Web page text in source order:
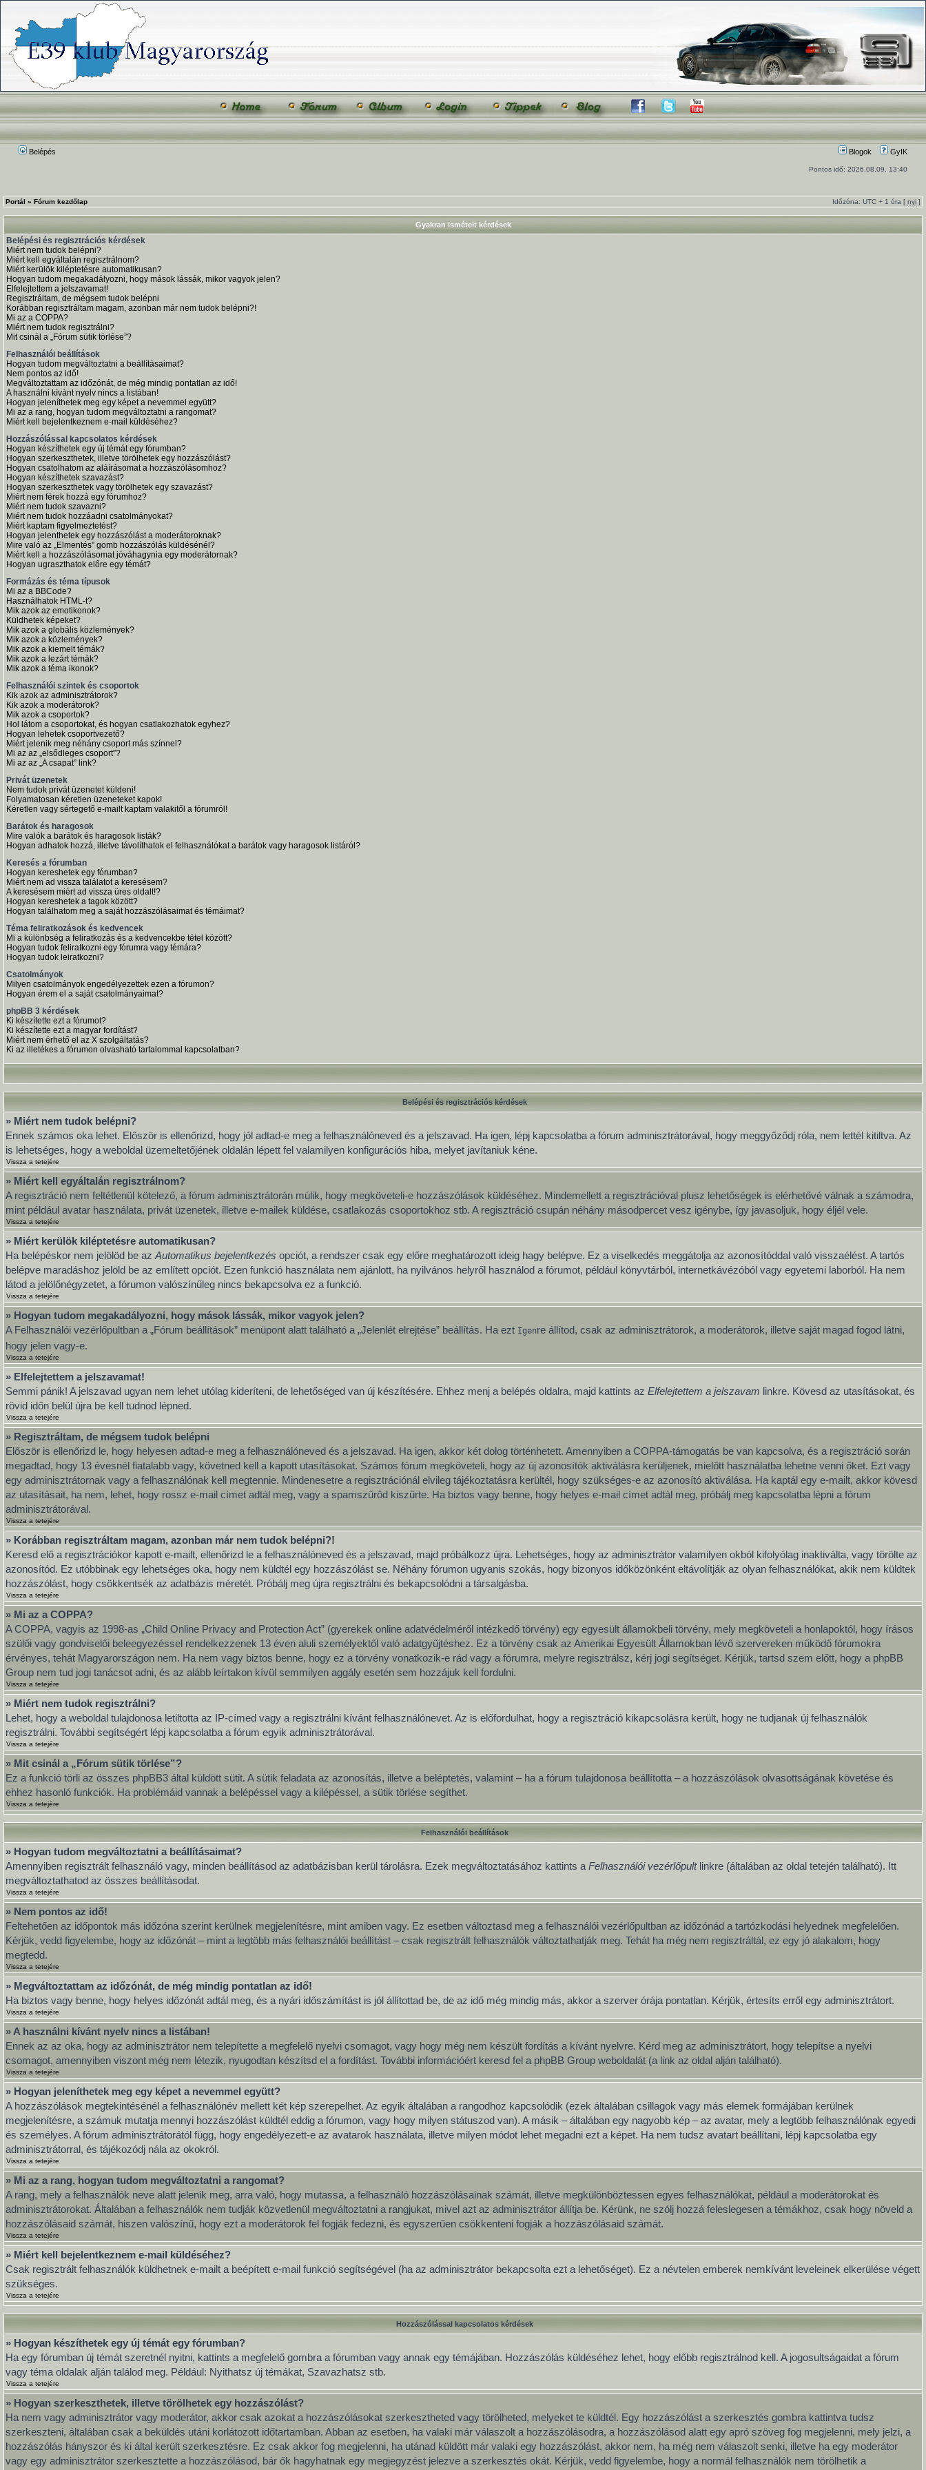
Belépés Blogok GyIK
Pontos idő: 2026.08.09. 13:40
Portál » Fórum kezdőlap Időzóna: UTC + 1 óra [ nyi ]
Gyakran ismételt kérdések
Belépési és regisztrációs kérdések
Miért nem tudok belépni?
Miért kell egyáltalán regisztrálnom?
Miért kerülök kiléptetésre automatikusan?
Hogyan tudom megakadályozni, hogy mások lássák, mikor vagyok jelen?
Elfelejtettem a jelszavamat!
Regisztráltam, de mégsem tudok belépni
Korábban regisztráltam magam, azonban már nem tudok belépni?!
Mi az a COPPA?
Miért nem tudok regisztrálni?
Mit csinál a „Fórum sütik törlése”?
Felhasználói beállítások
Hogyan tudom megváltoztatni a beállításaimat?
Nem pontos az idő!
Megváltoztattam az időzónát, de még mindig pontatlan az idő!
A használni kívánt nyelv nincs a listában!
Hogyan jeleníthetek meg egy képet a nevemmel együtt?
Mi az a rang, hogyan tudom megváltoztatni a rangomat?
Miért kell bejelentkeznem e-mail küldéséhez?
Hozzászólással kapcsolatos kérdések
Hogyan készíthetek egy új témát egy fórumban?
Hogyan szerkeszthetek, illetve törölhetek egy hozzászólást?
Hogyan csatolhatom az aláírásomat a hozzászólásomhoz?
Hogyan készíthetek szavazást?
Hogyan szerkeszthetek vagy törölhetek egy szavazást?
Miért nem férek hozzá egy fórumhoz?
Miért nem tudok szavazni?
Miért nem tudok hozzáadni csatolmányokat?
Miért kaptam figyelmeztetést?
Hogyan jelenthetek egy hozzászólást a moderátoroknak?
Mire való az „Elmentés” gomb hozzászólás küldésénél?
Miért kell a hozzászólásomat jóváhagynia egy moderátornak?
Hogyan ugraszthatok előre egy témát?
Formázás és téma típusok
Mi az a BBCode?
Használhatok HTML-t?
Mik azok az emotikonok?
Küldhetek képeket?
Mik azok a globális közlemények?
Mik azok a közlemények?
Mik azok a kiemelt témák?
Mik azok a lezárt témák?
Mik azok a téma ikonok?
Felhasználói szintek és csoportok
Kik azok az adminisztrátorok?
Kik azok a moderátorok?
Mik azok a csoportok?
Hol látom a csoportokat, és hogyan csatlakozhatok egyhez?
Hogyan lehetek csoportvezető?
Miért jelenik meg néhány csoport más színnel?
Mi az az „elsődleges csoport”?
Mi az az „A csapat” link?
Privát üzenetek
Nem tudok privát üzenetet küldeni!
Folyamatosan kéretlen üzeneteket kapok!
Kéretlen vagy sértegető e-mailt kaptam valakitől a fórumról!
Barátok és haragosok
Mire valók a barátok és haragosok listák?
Hogyan adhatok hozzá, illetve távolíthatok el felhasználókat a barátok vagy haragosok listáról?
Keresés a fórumban
Hogyan kereshetek egy fórumban?
Miért nem ad vissza találatot a keresésem?
A keresésem miért ad vissza üres oldalt!?
Hogyan kereshetek a tagok között?
Hogyan találhatom meg a saját hozzászólásaimat és témáimat?
Téma feliratkozások és kedvencek
Mi a különbség a feliratkozás és a kedvencekbe tétel között?
Hogyan tudok feliratkozni egy fórumra vagy témára?
Hogyan tudok leiratkozni?
Csatolmányok
Milyen csatolmányok engedélyezettek ezen a fórumon?
Hogyan érem el a saját csatolmányaimat?
phpBB 3 kérdések
Ki készítette ezt a fórumot?
Ki készítette ezt a magyar fordítást?
Miért nem érhető el az X szolgáltatás?
Ki az illetékes a fórumon olvasható tartalommal kapcsolatban?
Belépési és regisztrációs kérdések
» Miért nem tudok belépni?
Ennek számos oka lehet. Először is ellenőrizd, hogy jól adtad-e meg a felhasználóneved és a jelszavad. Ha igen, lépj kapcsolatba a fórum adminisztrátorával, hogy meggyőződj róla, nem lettél kitiltva. Az
is lehetséges, hogy a weboldal üzemeltetőjének oldalán lépett fel valamilyen konfigurációs hiba, melyet javítaniuk kéne.
Vissza a tetejére
» Miért kell egyáltalán regisztrálnom?
A regisztráció nem feltétlenül kötelező, a fórum adminisztrátorán múlik, hogy megköveteli-e hozzászólások küldéséhez. Mindemellett a regisztrációval plusz lehetőségek is elérhetővé válnak a számodra,
mint például avatar használata, privát üzenetek, illetve e-mailek küldése, csatlakozás csoportokhoz stb. A regisztráció csupán néhány másodpercet vesz igénybe, így javasoljuk, hogy éljél vele.
Vissza a tetejére
» Miért kerülök kiléptetésre automatikusan?
Ha belépéskor nem jelölöd be az Automatikus bejelentkezés opciót, a rendszer csak egy előre meghatározott ideig hagy belépve. Ez a viselkedés meggátolja az azonosítóddal való visszaélést. A tartós
belépve maradáshoz jelöld be az említett opciót. Ezen funkció használata nem ajánlott, ha nyilvános helyről használod a fórumot, például könyvtárból, internetkávézóból vagy egyetemi laborból. Ha nem
látod a jelölőnégyzetet, a fórumon valószínűleg nincs bekapcsolva ez a funkció.
Vissza a tetejére
» Hogyan tudom megakadályozni, hogy mások lássák, mikor vagyok jelen?
A Felhasználói vezérlőpultban a „Fórum beállítások” menüpont alatt található a „Jelenlét elrejtése” beállítás. Ha ezt Igenre állítod, csak az adminisztrátorok, a moderátorok, illetve saját magad fogod látni,
hogy jelen vagy-e.
Vissza a tetejére
» Elfelejtettem a jelszavamat!
Semmi pánik! A jelszavad ugyan nem lehet utólag kideríteni, de lehetőséged van új készítésére. Ehhez menj a belépés oldalra, majd kattints az Elfelejtettem a jelszavam linkre. Kövesd az utasításokat, és
rövid időn belül újra be kell tudnod lépned.
Vissza a tetejére
» Regisztráltam, de mégsem tudok belépni
Először is ellenőrizd le, hogy helyesen adtad-e meg a felhasználóneved és a jelszavad. Ha igen, akkor két dolog történhetett. Amennyiben a COPPA-támogatás be van kapcsolva, és a regisztráció során
megadtad, hogy 13 évesnél fiatalabb vagy, követned kell a kapott utasításokat. Számos fórum megköveteli, hogy az új azonosítók aktiválásra kerüljenek, mielőtt használatba lehetne venni őket. Ezt vagy
egy adminisztrátornak vagy a felhasználónak kell megtennie. Mindenesetre a regisztrációnál elvileg tájékoztatásra kerültél, hogy szükséges-e az azonosító aktiválása. Ha kaptál egy e-mailt, akkor kövesd
az utasításait, ha nem, lehet, hogy rossz e-mail címet adtál meg, vagy a spamszűrőd kiszűrte. Ha biztos vagy benne, hogy helyes e-mail címet adtál meg, próbálj meg kapcsolatba lépni a fórum
adminisztrátorával.
Vissza a tetejére
» Korábban regisztráltam magam, azonban már nem tudok belépni?!
Keresd elő a regisztrációkor kapott e-mailt, ellenőrizd le a felhasználóneved és a jelszavad, majd próbálkozz újra. Lehetséges, hogy az adminisztrátor valamilyen okból kifolyólag inaktiválta, vagy törölte az
azonosítód. Ez utóbbinak egy lehetséges oka, hogy nem küldtél egy hozzászólást se. Néhány fórumon ugyanis szokás, hogy bizonyos időközönként eltávolítják az olyan felhasználókat, akik nem küldtek
hozzászólást, hogy csökkentsék az adatbázis méretét. Próbálj meg újra regisztrálni és bekapcsolódni a társalgásba.
Vissza a tetejére
» Mi az a COPPA?
A COPPA, vagyis az 1998-as „Child Online Privacy and Protection Act” (gyerekek online adatvédelméről intézkedő törvény) egy egyesült államokbeli törvény, mely megköveteli a honlapoktól, hogy írásos
szülői vagy gondviselői beleegyezéssel rendelkezzenek 13 éven aluli személyektől való adatgyűjtéshez. Ez a törvény csak az Amerikai Egyesült Államokban lévő szervereken működő fórumokra
érvényes, tehát Magyarországon nem. Ha nem vagy biztos benne, hogy ez a törvény vonatkozik-e rád vagy a fórumra, melyre regisztrálsz, kérj jogi segítséget. Kérjük, tartsd szem előtt, hogy a phpBB
Group nem tud jogi tanácsot adni, és az alább leírtakon kívül semmilyen aggály esetén sem hozzájuk kell fordulni.
Vissza a tetejére
» Miért nem tudok regisztrálni?
Lehet, hogy a weboldal tulajdonosa letiltotta az IP-címed vagy a regisztrálni kívánt felhasználónevet. Az is előfordulhat, hogy a regisztráció kikapcsolásra került, hogy ne tudjanak új felhasználók
regisztrálni. További segítségért lépj kapcsolatba a fórum egyik adminisztrátorával.
Vissza a tetejére
» Mit csinál a „Fórum sütik törlése”?
Ez a funkció törli az összes phpBB3 által küldött sütit. A sütik feladata az azonosítás, illetve a beléptetés, valamint – ha a fórum tulajdonosa beállította – a hozzászólások olvasottságának követése és
ehhez hasonló funkciók. Ha problémáid vannak a belépéssel vagy a kilépéssel, a sütik törlése segíthet.
Vissza a tetejére
Felhasználói beállítások
» Hogyan tudom megváltoztatni a beállításaimat?
Amennyiben regisztrált felhasználó vagy, minden beállításod az adatbázisban kerül tárolásra. Ezek megváltoztatásához kattints a Felhasználói vezérlőpultlinkre (általában az oldal tetején található). Itt
megváltoztathatod az összes beállításodat.
Vissza a tetejére
» Nem pontos az idő!
Feltehetően az időpontok más időzóna szerint kerülnek megjelenítésre, mint amiben vagy. Ez esetben változtasd meg a felhasználói vezérlőpultban az időzónád a tartózkodási helyednek megfelelően.
Kérjük, vedd figyelembe, hogy az időzónát – mint a legtöbb más felhasználói beállítást – csak regisztrált felhasználók változtathatják meg. Tehát ha még nem regisztráltál, ez egy jó alakalom, hogy
megtedd.
Vissza a tetejére
» Megváltoztattam az időzónát, de még mindig pontatlan az idő!
Ha biztos vagy benne, hogy helyes időzónát adtál meg, és a nyári időszámítást is jól állítottad be, de az idő még mindig más, akkor a szerver órája pontatlan. Kérjük, értesíts erről egy adminisztrátort.
Vissza a tetejére
» A használni kívánt nyelv nincs a listában!
Ennek az az oka, hogy az adminisztrátor nem telepítette a megfelelő nyelvi csomagot, vagy hogy még nem készült fordítás a kívánt nyelvre. Kérd meg az adminisztrátort, hogy telepítse a nyelvi
csomagot, amennyiben viszont még nem létezik, nyugodtan készítsd el a fordítást. További információért keresd fel a phpBB Group weboldalát (a link az oldal alján található).
Vissza a tetejére
» Hogyan jeleníthetek meg egy képet a nevemmel együtt?
A hozzászólások megtekintésénél a felhasználónév mellett két kép szerepelhet. Az egyik általában a rangodhoz kapcsolódik (ezek általában csillagok vagy más elemek formájában kerülnek
megjelenítésre, a számuk mutatja mennyi hozzászólást küldtél eddig a fórumon, vagy hogy milyen státuszod van). A másik – általában egy nagyobb kép – az avatar, mely a legtöbb felhasználónak egyedi
és személyes. A fórum adminisztrátorától függ, hogy engedélyezett-e az avatarok használata, illetve milyen módot lehet megadni ezt a képet. Ha nem tudsz avatart beállítani, lépj kapcsolatba egy
adminisztrátorral, és tájékozódj nála az okokról.
Vissza a tetejére
» Mi az a rang, hogyan tudom megváltoztatni a rangomat?
A rang, mely a felhasználók neve alatt jelenik meg, arra való, hogy mutassa, a felhasználó hozzászólásainak számát, illetve megkülönböztessen egyes felhasználókat, például a moderátorokat és
adminisztrátorokat. Általában a felhasználók nem tudják közvetlenül megváltoztatni a rangjukat, mivel azt az adminisztrátor állítja be. Kérünk, ne szólj hozzá feleslegesen a témákhoz, csak hogy növeld a
hozzászólásaid számát, hiszen valószínű, hogy ezt a moderátorok fel fogják fedezni, és egyszerűen csökkenteni fogják a hozzászólásaid számát.
Vissza a tetejére
» Miért kell bejelentkeznem e-mail küldéséhez?
Csak regisztrált felhasználók küldhetnek e-mailt a beépített e-mail funkció segítségével (ha az adminisztrátor bekapcsolta ezt a lehetőséget). Ez a névtelen emberek nemkívánt leveleinek elkerülése végett
szükséges.
Vissza a tetejére
Hozzászólással kapcsolatos kérdések
» Hogyan készíthetek egy új témát egy fórumban?
Ha egy fórumban új témát szeretnél nyitni, kattints a megfelelő gombra a fórumban vagy annak egy témájában. Hozzászólás küldéséhez lehet, hogy előbb regisztrálnod kell. A jogosultságaidat a fórum
vagy téma oldalak alján találod meg. Például: Nyithatsz új témákat, Szavazhatsz stb.
Vissza a tetejére
» Hogyan szerkeszthetek, illetve törölhetek egy hozzászólást?
Ha nem vagy adminisztrátor vagy moderátor, akkor csak azokat a hozzászólásokat szerkesztheted vagy törölheted, melyeket te küldtél. Egy hozzászólást a szerkesztés gombra kattintva tudsz
szerkeszteni, általában csak a beküldés utáni korlátozott időtartamban. Abban az esetben, ha valaki már válaszolt a hozzászólásodra, a hozzászólásod alatt egy apró szöveg fog megjelenni, mely jelzi, a
hozzászólás hányszor és ki által került szerkesztésre. Ez csak akkor fog megjelenni, ha utánad küldött már valaki egy hozzászólást, akkor nem, ha még nem válaszolt senki, illetve ha egy moderátor
vagy egy adminisztrátor szerkesztette a hozzászólásod, bár ők hagyhatnak egy megjegyzést jelezve a szerkesztés okát. Kérjük, vedd figyelembe, hogy a normál felhasználók nem törölhetik a